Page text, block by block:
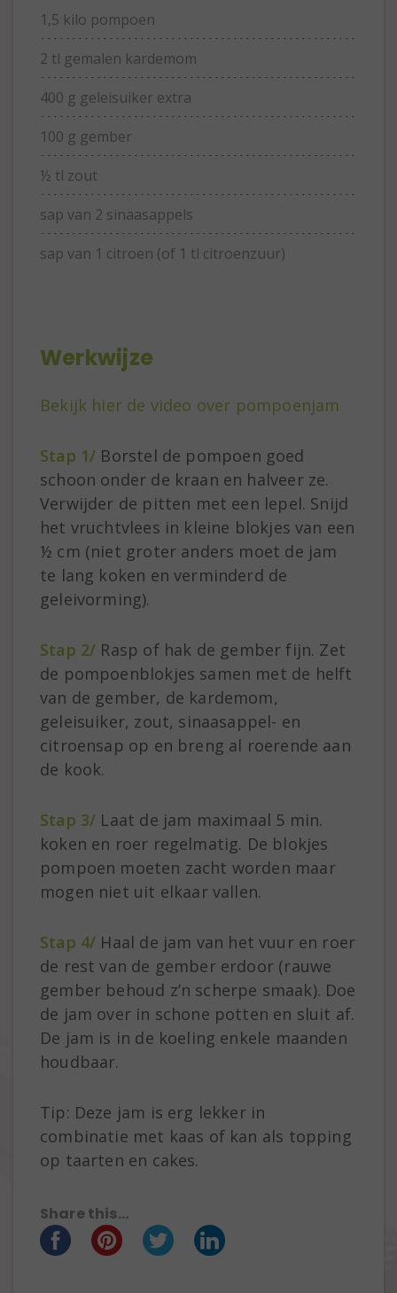
1,5 kilo pompoen
2 tl gemalen kardemom
400 g geleisuiker extra
100 g gember
½ tl zout
sap van 2 sinaasappels
sap van 1 citroen (of 1 tl citroenzuur)
Werkwijze
Bekijk hier de video over pompoenjam
Stap 1/ Borstel de pompoen goed
schoon onder de kraan en halveer ze.
Verwijder de pitten met een lepel. Snijd
het vruchtvlees in kleine blokjes van een
½ cm (niet groter anders moet de jam
te lang koken en verminderd de
geleivorming).
Stap 2/ Rasp of hak de gember fijn. Zet
de pompoenblokjes samen met de helft
van de gember, de kardemom,
geleisuiker, zout, sinaasappel- en
citroensap op en breng al roerende aan
de kook.
Stap 3/ Laat de jam maximaal 5 min.
koken en roer regelmatig. De blokjes
pompoen moeten zacht worden maar
mogen niet uit elkaar vallen.
Stap 4/ Haal de jam van het vuur en roer
de rest van de gember erdoor (rauwe
gember behoud z’n scherpe smaak). Doe
de jam over in schone potten en sluit af.
De jam is in de koeling enkele maanden
houdbaar.
Tip: Deze jam is erg lekker in
combinatie met kaas of kan als topping
op taarten en cakes.
Share this...